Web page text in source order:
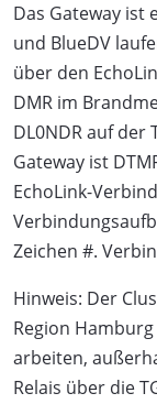
Das Gateway ist
und BlueDV
über den
DMR im
DL0NDR auf der
Gateway ist
EchoLink-
Zeichen #.
Hinweis: Der
Region
arbeiten,
Relais über die